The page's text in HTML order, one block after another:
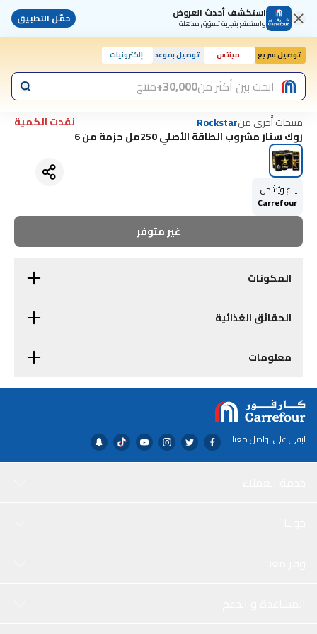
استكشف أحدث العروض
واستمتع بتجربة تسوّق مذهلة! حمّل التطبيق
توصيل سريع مينتس توصيل بموعد إلكترونيات
اليوم, 10:00 صابحث بين أكثر من30,000+ منتج
منتجات أُخرى منRockstar
نفدت الكمية
روك ستار مشروب الطاقة الأصلي 250مل حزمة من 6
يباع ويُشحن
Carrefour
غير متوفر
المكونات
الحقائق الغذائية
معلومات
ابقى على تواصل معنا